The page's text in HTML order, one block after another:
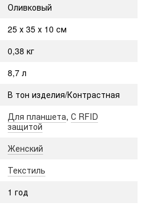
Оливковый
25 х 35 х 10 см
0,38 кг
8,7 л
В тон изделия/Контрастная
Для планшета, С RFID
защитой
Женский
Текстиль
1 год